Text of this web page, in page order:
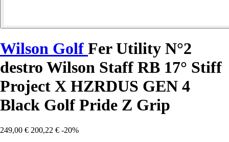
Wilson Golf Fer Utility N°2
destro Wilson Staff RB 17° Stiff
Project X HZRDUS GEN 4
Black Golf Pride Z Grip
249,00 € 200,22 € -20%